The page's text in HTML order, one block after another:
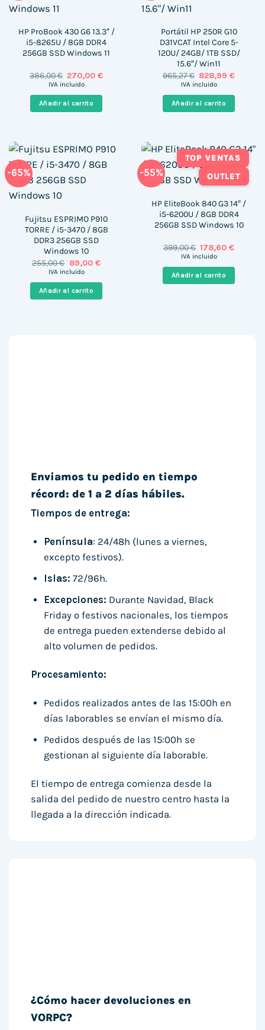
HP ProBook 430 G6 13.3″ /
i5-8265U / 8GB DDR4
256GB SSD Windows 11
386,00€ El
precio
era:
386,00 €.
270,00€El
IVA incluido
Añadir al carrito
Portátil HP 250R G10
D31VCAT Intel Core 5-
120U/ 24GB/ 1TB SSD/
15.6″/ Win11
965,27€ El
precio
era:
965,27 €.
828,99€El
es:
828,99
IVA incluido
Añadir al carrito
-65%
Fujitsu ESPRIMO P910
TORRE / i5-3470 / 8GB
DDR3 256GB SSD
Windows 10
255,00€ El
precio
era:
255,00 €.
89,00 €El
es:
89,00 €.
IVA incluido
Añadir al carrito
-55%
TOP VENTAS
OUTLET
HP EliteBook 840 G3 14″ /
i5-6200U / 8GB DDR4
256GB SSD Windows 10
399,00€ El
precio
era:
399,00 €.
178,60€El
es:
178,60
IVA incluido
Añadir al carrito
Enviamos tu pedido en tiempo
récord: de 1 a 2 días hábiles.
Tiempos de entrega:
Península: 24/48h (lunes a viernes,
excepto festivos).
Islas: 72/96h.
Excepciones: Durante Navidad, Black
Friday o festivos nacionales, los tiempos
de entrega pueden extenderse debido al
alto volumen de pedidos.
Procesamiento:
Pedidos realizados antes de las 15:00h en
días laborables se envían el mismo día.
Pedidos después de las 15:00h se
gestionan al siguiente día laborable.
El tiempo de entrega comienza desde la
salida del pedido de nuestro centro hasta la
llegada a la dirección indicada.
¿Cómo hacer devoluciones en
VORPC?